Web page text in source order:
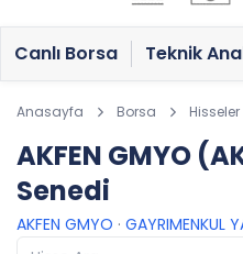
Canlı Borsa Teknik
Anasayfa Borsa Hisseler
AKFEN GMYO
Senedi
AKFEN GMYO · GAYRIMENKUL